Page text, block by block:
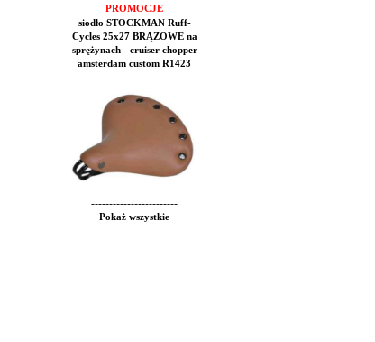
PROMOCJE
siodło STOCKMAN Ruff-
Cycles 25x27 BRĄZOWE na
sprężynach - cruiser chopper
amsterdam custom R1423
------------------------
Pokaż wszystkie